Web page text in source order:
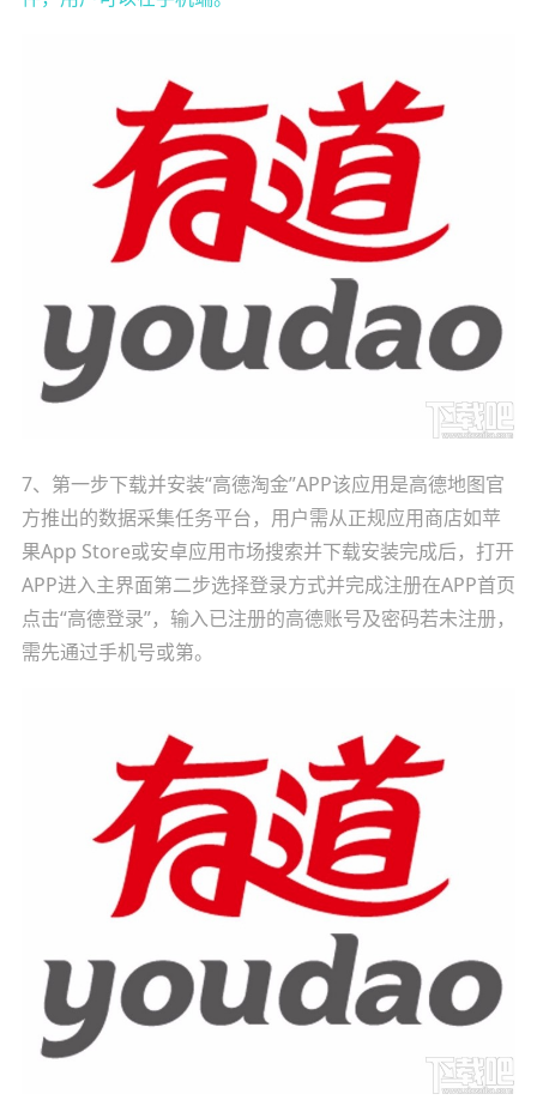
7、第一步下载并安装“高德淘金”APP该应用是高德地图官
方推出的数据采集任务平台，用户需从正规应用商店如苹
果App Store或安卓应用市场搜索并下载安装完成后，打开
APP进入主界面第二步选择登录方式并完成注册在APP首页
点击“高德登录”，输入已注册的高德账号及密码若未注册，
需先通过手机号或第。